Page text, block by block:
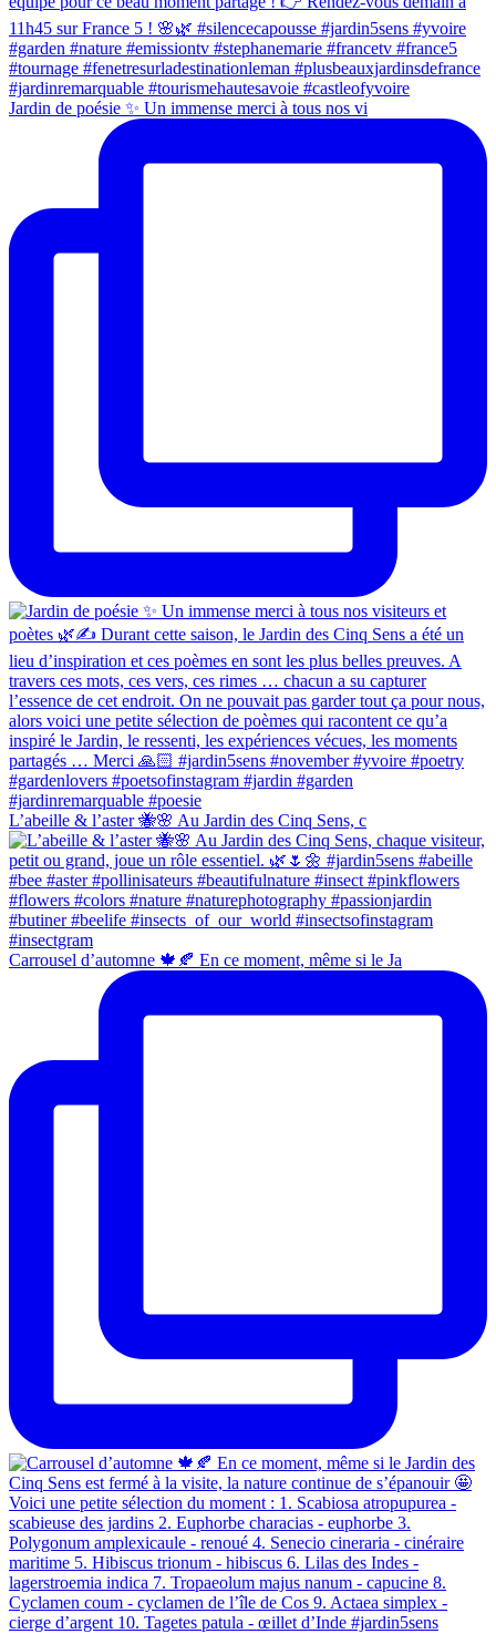
Jardin de poésie ✨ Un immense merci à tous nos vi
L’abeille & l’aster 🐝🌸 Au Jardin des Cinq Sens, c
Carrousel d’automne 🍁🍂 En ce moment, même si le Ja